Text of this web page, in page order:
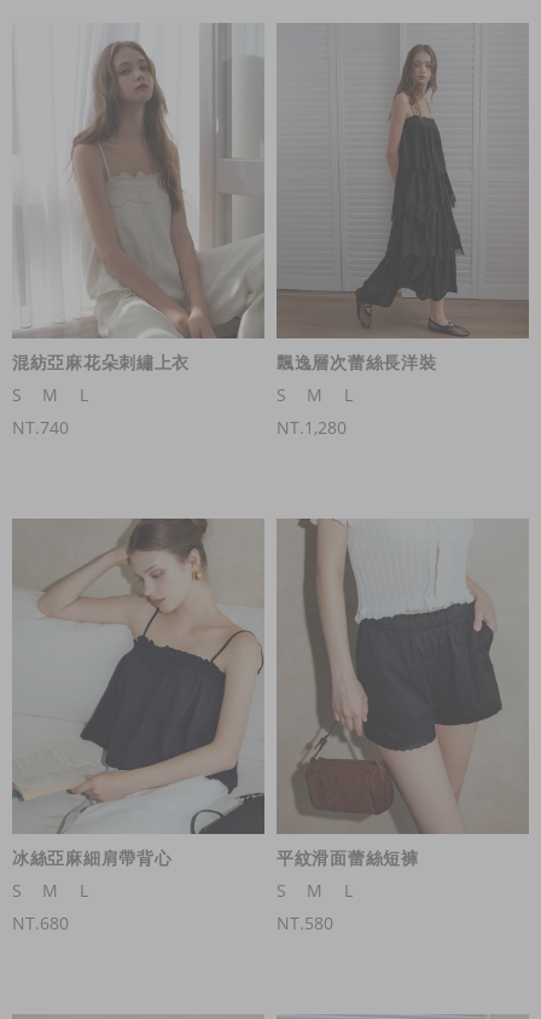
混紡亞麻花朵刺繡上衣
S
M
L
NT.740
飄逸層次蕾絲長洋裝
S
M
L
NT.1,280
冰絲亞麻細肩帶背心
S
M
L
NT.680
平紋滑面蕾絲短褲
S
M
L
NT.580